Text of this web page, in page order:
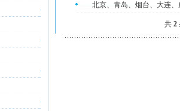
北京、青岛、烟台、大连
共 2